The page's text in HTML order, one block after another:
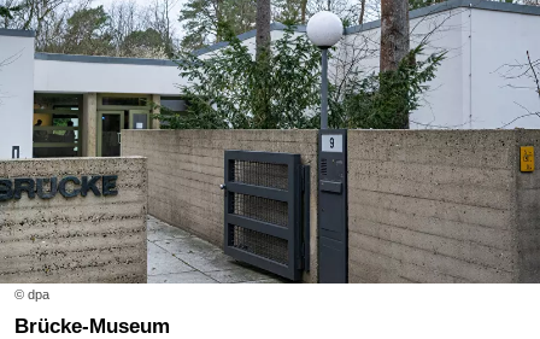
© dpa
Brücke-Museum